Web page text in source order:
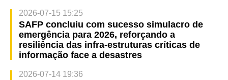
2026-07-15 15:25
SAFP concluiu com sucesso simulacro de
emergência para 2026, reforçando a
resiliência das infra-estruturas críticas de
informação face a desastres
2026-07-14 19:36